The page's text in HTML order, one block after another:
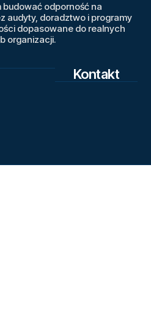
budować odporność na
audyty, doradztwo i programy
dopasowane do realnych
organizacji.
Kontakt